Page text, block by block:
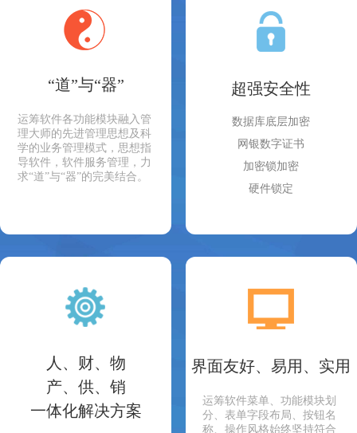
“道”与“器”
运筹软件各功能模块融入管
理大师的先进管理思想及科
学的业务管理模式，思想指
导软件，软件服务管理，力
求“道”与“器”的完美结合。
超强安全性
数据库底层加密
网银数字证书
加密锁加密
硬件锁定
人、财、物
产、供、销
一体化解决方案
界面友好、易用、实用
运筹软件菜单、功能模块划
分、表单字段布局、按钮名
称、操作风格始终坚持符合